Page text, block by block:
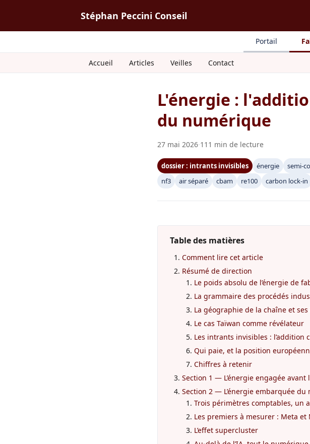
Stéphan Peccini Conseil
Portail
Accueil Articles Veilles Contact
L'énergie :
du numérique
27 mai 2026·111 min de lecture
dossier : intrants invisibles énergie semi-
nf3
air séparé cbam re100 carbon lock-in
Table des matières
Comment lire cet article
Résumé de direction
Le poids absolu de l’énergie de
La grammaire des procédés
La géographie de la chaîne et
Le cas Taïwan comme révélateur
Les intrants invisibles : l’addition
Qui paie, et la position
Chiffres à retenir
Section 1 — L’énergie engagée
Section 2 — L’énergie embarquée du
Trois périmètres comptables, un
Les premiers à mesurer : Meta et
L’effet supercluster